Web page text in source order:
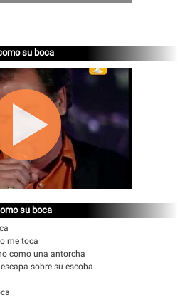
su boca
su boca
me toca
como una antorcha
sobre su escoba